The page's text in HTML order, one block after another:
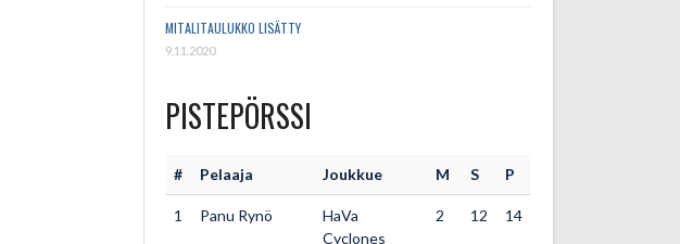
MITALITAULUKKO LISÄTTY
9.11.2020
PISTEPÖRSSI
# Pelaaja Joukkue M S P
1 Panu Rynö
HaVa
Cyclones
2 12 14